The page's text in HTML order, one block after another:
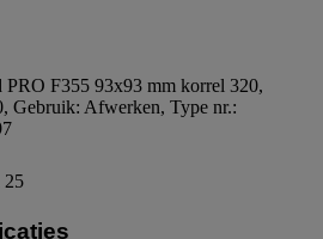
PRO F355 93x93 mm korrel 320,
Gebruik: Afwerken, Type nr.:
25